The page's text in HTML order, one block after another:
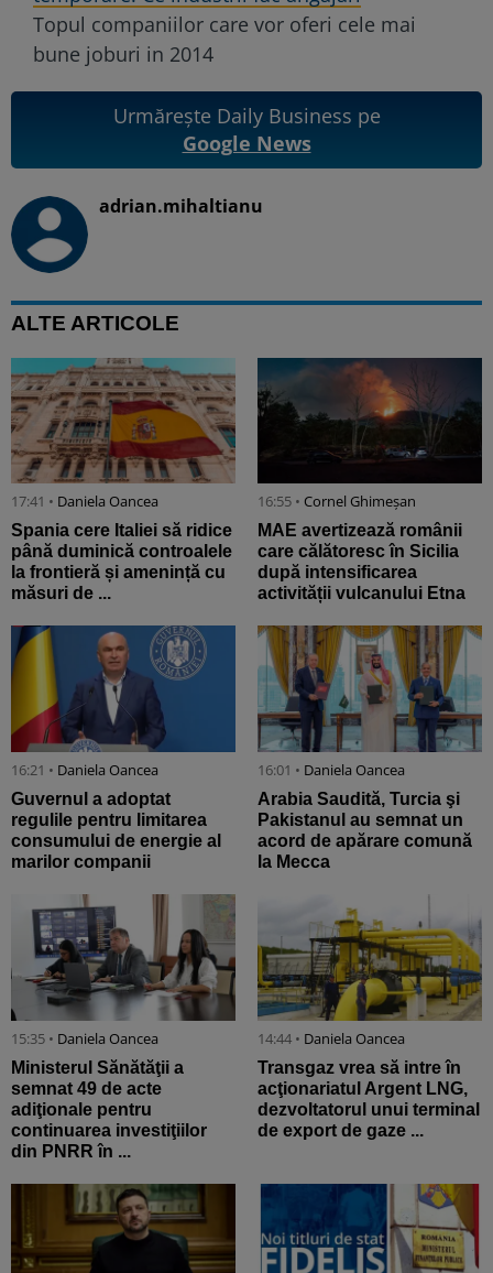
Topul companiilor care vor oferi cele mai
bune joburi in 2014
Urmărește Daily Business pe
Google News
adrian.mihaltianu
ALTE ARTICOLE
17:41 • Daniela Oancea
Spania cere Italiei să ridice
până duminică controalele
la frontieră și amenință cu
măsuri de ...
16:55 • Cornel Ghimeșan
MAE avertizează românii
care călătoresc în Sicilia
după intensificarea
activității vulcanului Etna
16:21 • Daniela Oancea
Guvernul a adoptat
regulile pentru limitarea
consumului de energie al
marilor companii
16:01 • Daniela Oancea
Arabia Saudită, Turcia şi
Pakistanul au semnat un
acord de apărare comună
la Mecca
15:35 • Daniela Oancea
Ministerul Sănătăţii a
semnat 49 de acte
adiţionale pentru
continuarea investiţiilor
din PNRR în ...
14:44 • Daniela Oancea
Transgaz vrea să intre în
acţionariatul Argent LNG,
dezvoltatorul unui terminal
de export de gaze ...